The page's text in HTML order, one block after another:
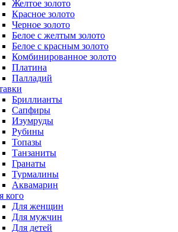
Желтое золото
Красное золото
Черное золото
Белое с желтым золото
Белое с красным золото
Комбинированное золото
Платина
Палладий
Бриллианты
Сапфиры
Изумруды
Рубины
Топазы
Танзаниты
Гранаты
Турмалины
Аквамарин
кого
Для женщин
Для мужчин
Для детей